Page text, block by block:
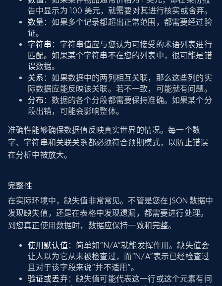
告中显示为 100 美元，就需要对其进行核实或舍弃。
数量：如果多个记录都超出正常范围，都需要经过验
证。
字符串 ：字符串值应与您认为可接受的术语列表进行
匹配。如果某个字符串不在您的列表中，很可能是错
误数据。
关系 ：如果数据中的两列相互关联，那么这些列的实
际数据应能反映该关联。若不一致，可能就有问题。
分布 ：数据的各个分段都需要保持准确。如果某个分
段出错，可能会影响整体。
准确性能够确保数据值反映真实世界的情况。每一个数
字、字符串和关联关系都必须符合预期模式，以防止错误
在分析中被放大。
完整性
在实际环境中，缺失值非常常见。不管是您在 JSON 数据中
发现缺失值，还是在表格中发现遗漏，都需要进行处理。
到您真正使用数据时，数据应保持一致和完整。
使用默认值 ：简单如“N/A”就能发挥作用。缺失值会
让人以为它从未被检查过，而“N/A”表示已经检查过
且对于该字段来说“并不适用”。
验证或丢弃：缺失值可能代表这一行或这个元素有问